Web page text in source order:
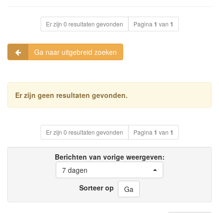
Er zijn 0 resultaten gevonden Pagina 1 van 1
Ga naar uitgebreid zoeken
Er zijn geen resultaten gevonden.
Er zijn 0 resultaten gevonden Pagina 1 van 1
Berichten van vorige weergeven:
7 dagen
Sorteer op